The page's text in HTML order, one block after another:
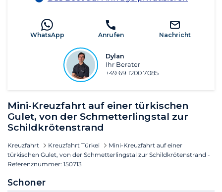
Mini-Kreuzfahrt auf einer türkischen
Gulet, von der Schmetterlingstal zur
Schildkrötenstrand
Kreuzfahrt Kreuzfahrt Türkei
Mini-Kreuzfahrt auf einer
türkischen Gulet, von der Schmetterlingstal zur Schildkrötenstrand -
Referenznummer: 150713
Schoner
WhatsApp Anrufen Nachricht
Dylan
Ihr Berater
+49 69 1200 7085